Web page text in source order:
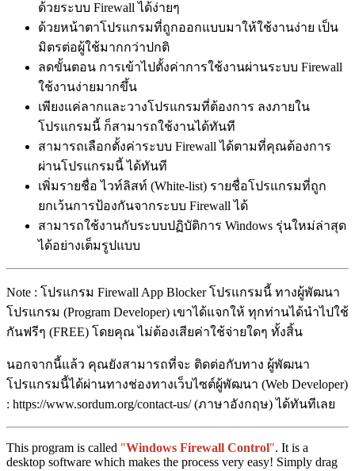
ด้วยระบบ Firewall ได้ง่ายๆ
ด้วยหน้าตาโปรแกรมที่ถูกออกแบบมาให้ใช้งานง่าย เป็น
มิตรต่อผู้ใช้มากกว่าปกติ
ลดขั้นตอน การเข้าไปตั้งค่าการใช้งานผ่านระบบ Firewall
ใช้งานง่ายมากขึ้น
เพียงแค่ลากและวางโปรแกรมที่ต้องการ ลงภายใน
โปรแกรมนี้ ก็สามารถใช้งานได้ทันที
สามารถเลือกตั้งค่าระบบ Firewall ได้ตามที่คุณต้องการ
ผ่านโปรแกรมนี้ ได้ทันที
เพิ่มรายชื่อ ไวท์ลิสท์ (White-list) รายชื่อโปรแกรมที่ถูก
ยกเว้นการป้องกันจากระบบ Firewall ได้
สามารถใช้งานกับระบบปฏิบัติการ Windows รุ่นใหม่ล่าสุด
ได้อย่างเต็มรูปแบบ
Note : โปรแกรม Firewall App Blocker โปรแกรมนี้ ทางผู้พัฒนา
โปรแกรม (Program Developer) เขาได้แจกให้ ทุกท่านได้นำไปใช้
กันฟรีๆ (FREE) โดยคุณ ไม่ต้องเสียค่าใช้จ่ายใดๆ ทั้งสิ้น
นอกจากนี้แล้ว คุณยังสามารถที่จะ ติดต่อกับทาง ผู้พัฒนา
โปรแกรมนี้ได้ผ่านทางช่องทางเว็บไซต์ผู้พัฒนา (Web Developer)
: https://www.sordum.org/contact-us/ (ภาษาอังกฤษ) ได้ทันทีเลย
This program is called "Windows Firewall Control". It is a
desktop software which makes the process very easy! Simply drag